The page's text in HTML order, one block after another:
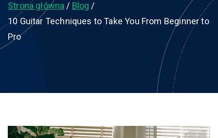
Strona główna
Blog
10 Guitar Techniques to Take You From Beginner to
Pro